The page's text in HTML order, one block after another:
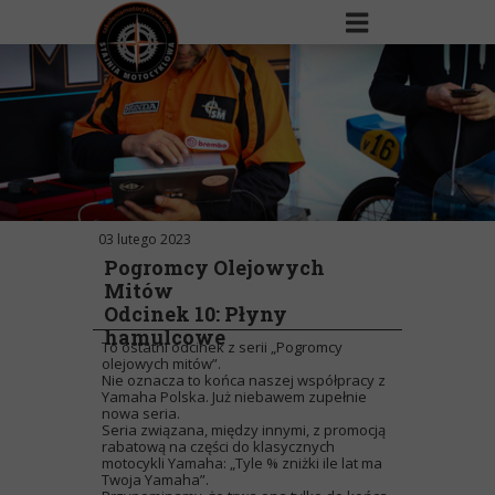
Pogromcy Olejowych
Mitów
Odcinek 10: Płyny
hamulcowe
03 lutego 2023
To ostatni odcinek z serii „Pogromcy
olejowych mitów”.
Nie oznacza to końca naszej współpracy z
Yamaha Polska. Już niebawem zupełnie
nowa seria.
Seria związana, między innymi, z promocją
rabatową na części do klasycznych
motocykli Yamaha: „Tyle % zniżki ile lat ma
Twoja Yamaha”.